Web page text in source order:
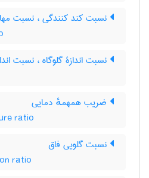
نسبت کند کنندگی ، نسبت
نسبت اندازۀ گلوگاه ، نسبت
ضریب همهمهٔ دمایی
ratio
نسبت گلویی فاق
ratio